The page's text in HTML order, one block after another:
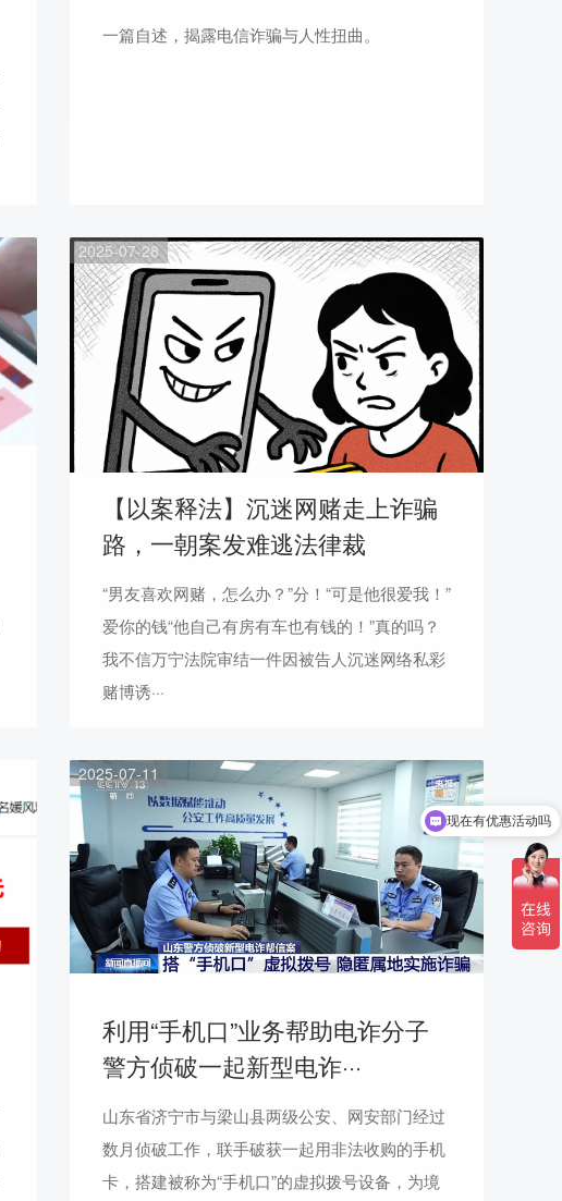
一篇自述，揭露电信诈骗与人性扭曲。
2025-07-28
【以案释法】沉迷网赌走上诈骗
路，一朝案发难逃法律裁
“男友喜欢网赌，怎么办？”分！“可是他很爱我！”
爱你的钱“他自己有房有车也有钱的！”真的吗？
我不信万宁法院审结一件因被告人沉迷网络私彩
赌博诱···
2025-07-11
利用“手机口”业务帮助电诈分子
警方侦破一起新型电诈···
山东省济宁市与梁山县两级公安、网安部门经过
数月侦破工作，联手破获一起用非法收购的手机
卡，搭建被称为“手机口”的虚拟拨号设备，为境
可以介绍下你们的产品么
现在有优惠活动吗